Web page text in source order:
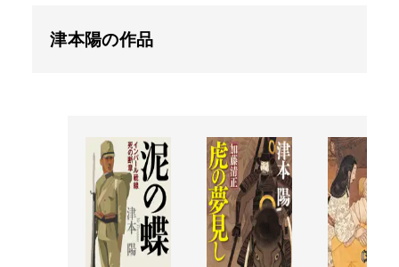
津本陽の作品